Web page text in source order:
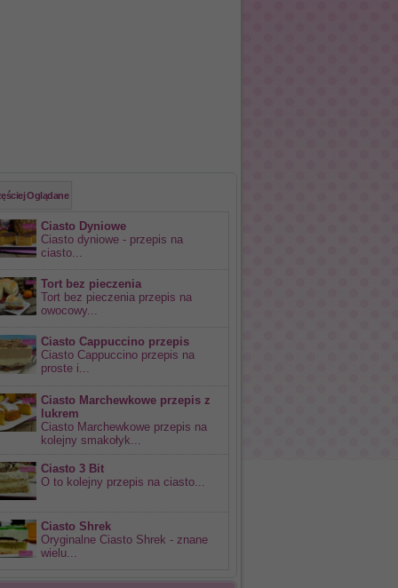
Oglądane
Ciasto Dyniowe
Ciasto dyniowe - przepis na
ciasto...
Tort bez pieczenia
Tort bez pieczenia przepis na
owocowy...
Ciasto Cappuccino przepis
Ciasto Cappuccino przepis na
proste i...
Ciasto Marchewkowe przepis z
lukrem
Ciasto Marchewkowe przepis na
kolejny smakołyk...
Ciasto 3 Bit
O to kolejny przepis na ciasto...
Ciasto Shrek
Oryginalne Ciasto Shrek - znane
wielu...